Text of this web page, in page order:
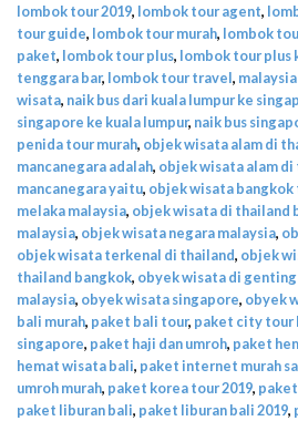
lombok tour 2019, lombok tour agent,
tour guide, lombok tour murah, lombok
paket, lombok tour plus, lombok tour plus
tenggara bar, lombok tour travel,
wisata, naik bus dari kuala lumpur ke
singapore ke kuala lumpur, naik bus
penida tour murah, objek wisata alam di
mancanegara adalah, objek wisata alam
mancanegara yaitu, objek wisata bangkok
melaka malaysia, objek wisata di thailand
malaysia, objek wisata negara malaysia,
objek wisata terkenal di thailand, objek
thailand bangkok, obyek wisata di
malaysia, obyek wisata singapore, obyek
bali murah, paket bali tour, paket city tour
singapore, paket haji dan umroh, paket
hemat wisata bali, paket internet murah
umroh murah, paket korea tour 2019,
paket liburan bali, paket liburan bali 2019,